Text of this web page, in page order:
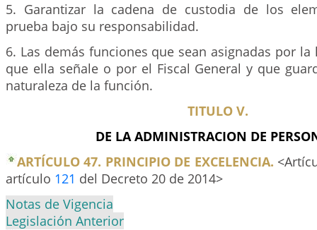
5. Garantizar la cadena de custodia de los
prueba bajo su responsabilidad.
6. Las demás funciones que sean asignadas por
que ella señale o por el Fiscal General y que
naturaleza de la función.
TITULO V.
DE LA ADMINISTRACION DE
ARTÍCULO 47. PRINCIPIO DE EXCELENCIA.
artículo 121 del Decreto 20 de 2014>
Notas de Vigencia
Legislación Anterior